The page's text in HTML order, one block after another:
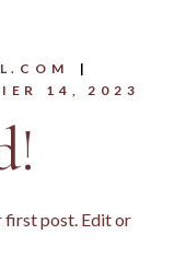
14, 2023
first post. Edit or